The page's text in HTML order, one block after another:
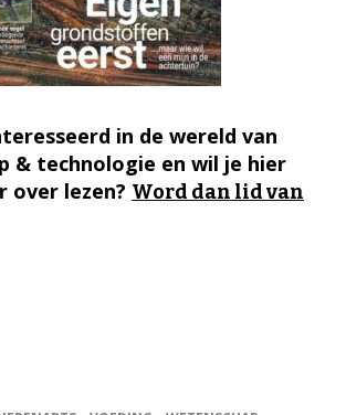
in de wereld van
& technologie en wil je hier
over lezen? Word dan lid van